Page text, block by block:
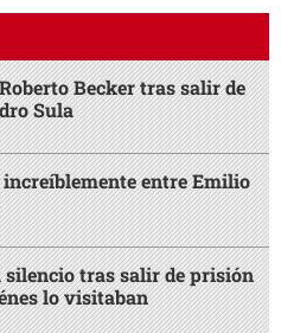
Becker tras salir de
Sula
increíblemente entre Emilio
silencio tras salir de prisión
lo visitaban